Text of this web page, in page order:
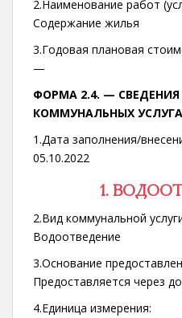
2.Наименование работ
Содержание жилья
3.Годовая плановая
—
ФОРМА 2.4. —
КОММУНАЛЬНЫХ
1.Дата заполнения/
05.10.2022
1.
2.Вид коммунальной
Водоотведение
3.Основание
Предоставляется через
4.Единица измерения: